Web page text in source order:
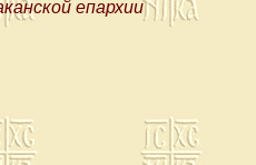
епархии